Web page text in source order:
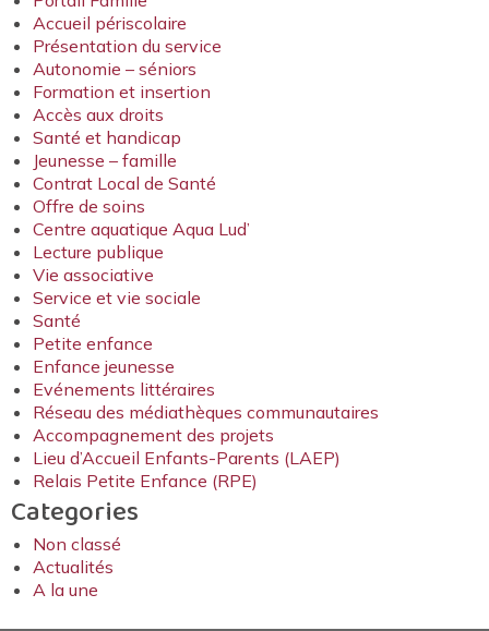
Accueil périscolaire
Présentation du service
Autonomie – séniors
Formation et insertion
Accès aux droits
Santé et handicap
Jeunesse – famille
Contrat Local de Santé
Offre de soins
Centre aquatique Aqua Lud’
Lecture publique
Vie associative
Service et vie sociale
Santé
Petite enfance
Enfance jeunesse
Evénements littéraires
Réseau des médiathèques communautaires
Accompagnement des projets
Lieu d’Accueil Enfants-Parents (LAEP)
Relais Petite Enfance (RPE)
Categories
Non classé
Actualités
A la une